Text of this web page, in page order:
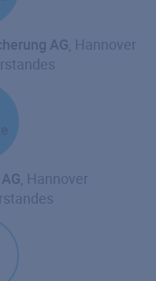
AG, Hannover
, Hannover